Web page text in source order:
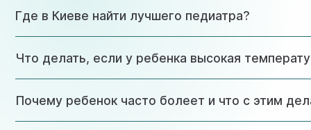
Где в Киеве найти лучшего педиатра?
опытных детских врачей с современным
Что делать, если у ребенка высокая
часа или состояние ухудшается, необходимо
Почему ребенок часто болеет и что с этим